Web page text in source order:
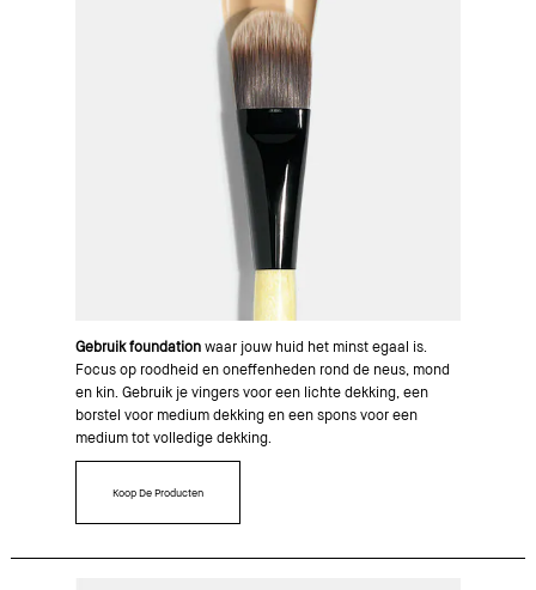
Gebruik foundation waar jouw huid het minst egaal is.
Focus op roodheid en oneffenheden rond de neus, mond
en kin. Gebruik je vingers voor een lichte dekking, een
borstel voor medium dekking en een spons voor een
medium tot volledige dekking.
Koop De Producten